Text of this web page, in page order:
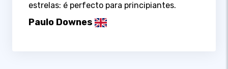
estrelas: é perfecto para principiantes.
Paulo Downes